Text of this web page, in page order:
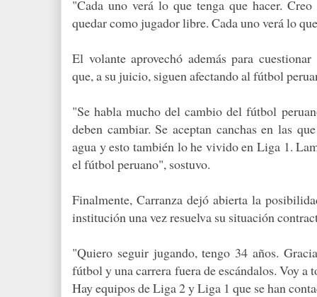
"Cada uno verá lo que tenga que hacer.
quedar como jugador libre. Cada uno verá lo
El volante aprovechó además para
que, a su juicio, siguen afectando al fútbol
"Se habla mucho del cambio del fútbol
deben cambiar. Se aceptan canchas en las
agua y esto también lo he vivido en Liga 1.
el fútbol peruano", sostuvo.
Finalmente, Carranza dejó abierta la
institución una vez resuelva su situación
"Quiero seguir jugando, tengo 34 años.
fútbol y una carrera fuera de escándalos. Voy
Hay equipos de Liga 2 y Liga 1 que se han